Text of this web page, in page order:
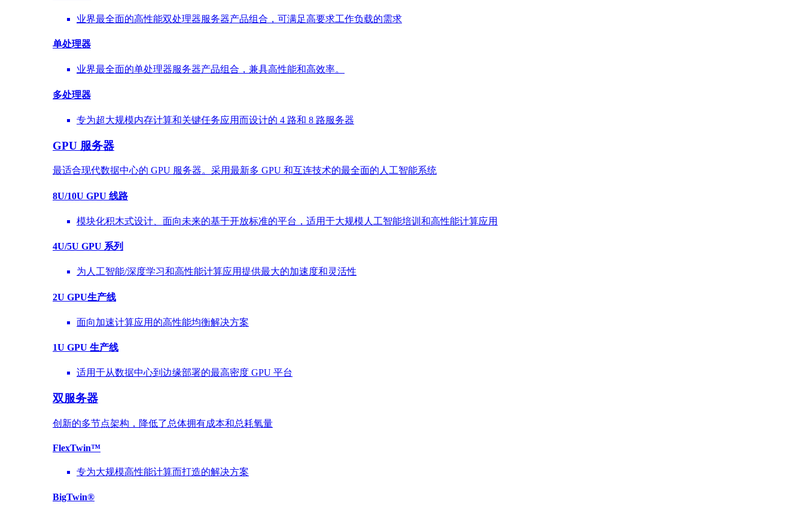
业界最全面的高性能双处理器服务器产品组合，可满足高要求工作负载的需求
单处理器
业界最全面的单处理器服务器产品组合，兼具高性能和高效率。
多处理器
专为超大规模内存计算和关键任务应用而设计的 4 路和 8 路服务器
GPU 服务器
最适合现代数据中心的 GPU 服务器。采用最新多 GPU 和互连技术的最全面的人工智能系统
8U/10U GPU 线路
模块化积木式设计、面向未来的基于开放标准的平台，适用于大规模人工智能培训和高性能计算应用
4U/5U GPU 系列
为人工智能/深度学习和高性能计算应用提供最大的加速度和灵活性
2U GPU生产线
面向加速计算应用的高性能均衡解决方案
1U GPU 生产线
适用于从数据中心到边缘部署的最高密度 GPU 平台
双服务器
创新的多节点架构，降低了总体拥有成本和总耗氧量
FlexTwin™
专为大规模高性能计算而打造的解决方案
BigTwin®